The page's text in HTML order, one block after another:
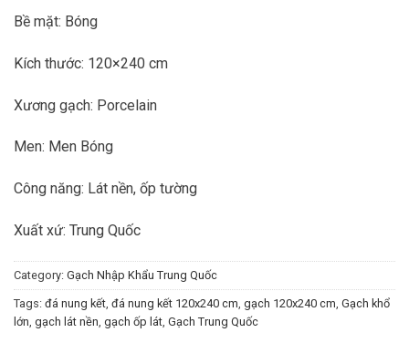
Bề mặt: Bóng
Kích thước: 120×240 cm
Xương gạch: Porcelain
Men: Men Bóng
Công năng: Lát nền, ốp tường
Xuất xứ: Trung Quốc
Category: Gạch Nhập Khẩu Trung Quốc
Tags: đá nung kết đá nung kết 120x240 cm gạch 120x240 cm Gạch khổ
lớn gạch lát nền gạch ốp lát Gạch Trung Quốc